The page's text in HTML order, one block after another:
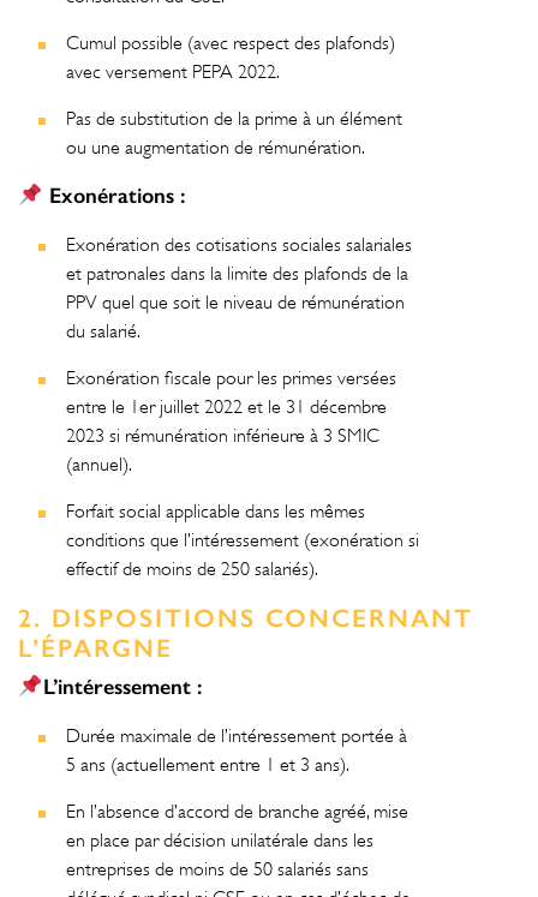
Cumul possible (avec respect des plafonds)
avec versement PEPA 2022.
Pas de substitution de la prime à un élément
ou une augmentation de rémunération.
Exonérations :
Exonération des cotisations sociales salariales
et patronales dans la limite des plafonds de la
PPV quel que soit le niveau de rémunération
du salarié.
Exonération fiscale pour les primes versées
entre le 1er juillet 2022 et le 31 décembre
2023 si rémunération inférieure à 3 SMIC
(annuel).
Forfait social applicable dans les mêmes
conditions que l’intéressement (exonération si
effectif de moins de 250 salariés).
2. DISPOSITIONS CONCERNANT
L’ÉPARGNE
L’intéressement :
Durée maximale de l’intéressement portée à
5 ans (actuellement entre 1 et 3 ans).
En l’absence d’accord de branche agréé, mise
en place par décision unilatérale dans les
entreprises de moins de 50 salariés sans